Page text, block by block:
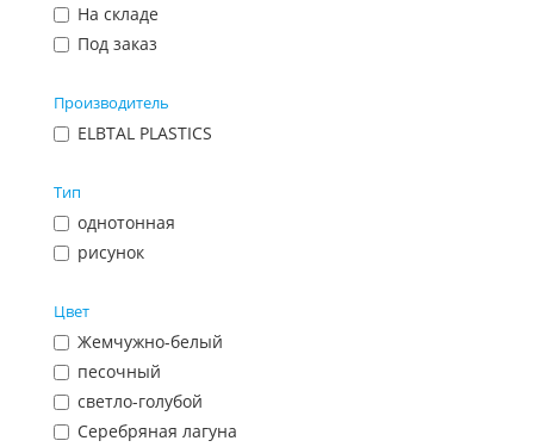
На складе
Под заказ
Производитель
ELBTAL PLASTICS
Тип
однотонная
рисунок
Цвет
Жемчужно-белый
песочный
светло-голубой
Серебряная лагуна